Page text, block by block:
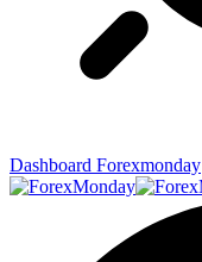
Dashboard Forexmonday